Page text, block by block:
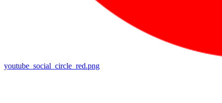
youtube_social_circle_red.png